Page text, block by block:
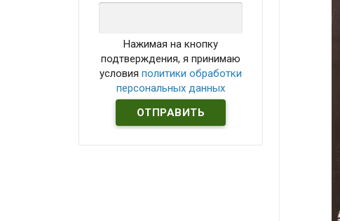
Нажимая на кнопку
подтверждения, я принимаю
условияполитики обработки
персональных данных